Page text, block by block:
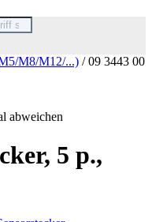
M8/M12/...) / 09 3443 00
abweichen
5 p.,